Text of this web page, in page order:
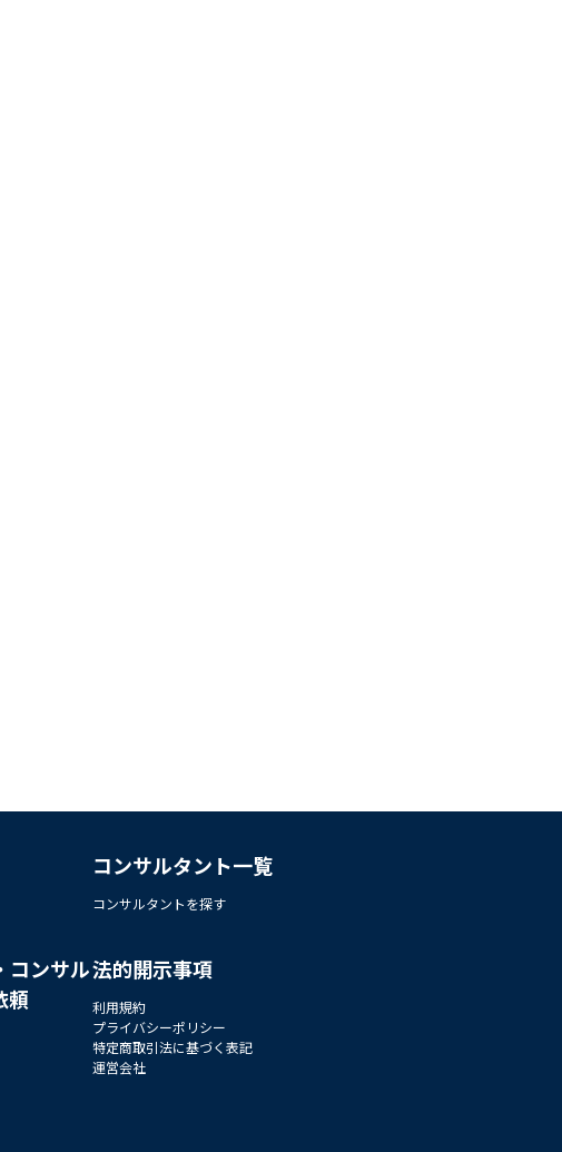
コンサルタント一覧
コンサルタントを探す
コンサル
頼
法的開示事項
利用規約
プライバシーポリシー
特定商取引法に基づく表記
運営会社